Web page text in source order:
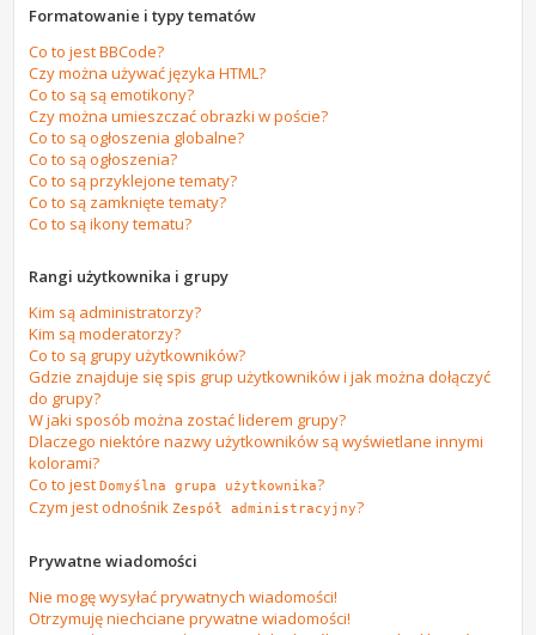
Formatowanie i typy tematów
Co to jest BBCode?
Czy można używać języka HTML?
Co to są są emotikony?
Czy można umieszczać obrazki w poście?
Co to są ogłoszenia globalne?
Co to są ogłoszenia?
Co to są przyklejone tematy?
Co to są zamknięte tematy?
Co to są ikony tematu?
Rangi użytkownika i grupy
Kim są administratorzy?
Kim są moderatorzy?
Co to są grupy użytkowników?
Gdzie znajduje się spis grup użytkowników i jak można dołączyć
do grupy?
W jaki sposób można zostać liderem grupy?
Dlaczego niektóre nazwy użytkowników są wyświetlane innymi
kolorami?
Co to jestDomyślna grupa użytkownika?
Czym jest odnośnikZespół administracyjny?
Prywatne wiadomości
Nie mogę wysyłać prywatnych wiadomości!
Otrzymuję niechciane prywatne wiadomości!